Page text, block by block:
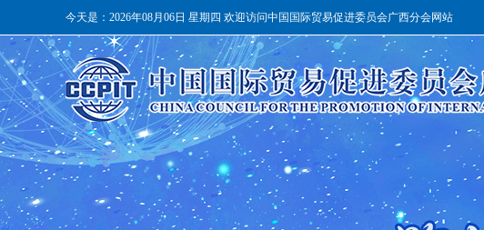
今天是： 2026年08月06日 星期四 欢迎访问中国国际贸易促进委员会广西分会网站